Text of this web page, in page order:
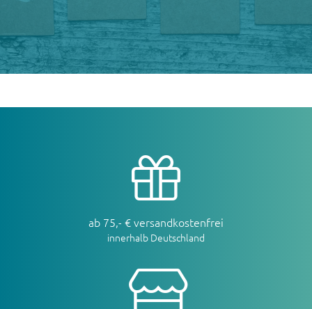
ab 75,- € versandkostenfrei
innerhalb Deutschland